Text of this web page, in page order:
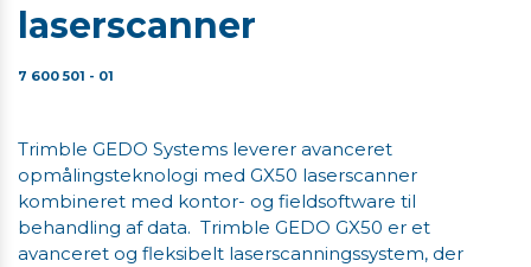
laserscanner
7 600 501 - 01
Trimble GEDO Systems leverer avanceret
opmålingsteknologi med GX50 laserscanner
kombineret med kontor- og fieldsoftware til
behandling af data. Trimble GEDO GX50 er et
avanceret og fleksibelt laserscanningssystem, der